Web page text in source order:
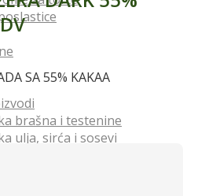
brašna i testenine
ulja, sirća i sosevi
napici
SA 55% KAKAA